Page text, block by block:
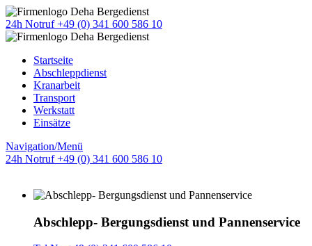
24h Notruf +49 (0) 341 600 586 10
Startseite
Abschleppdienst
Kranarbeit
Transport
Werkstatt
Einsätze
Navigation/Menü
24h Notruf +49 (0) 341 600 586 10
Abschlepp- Bergungsdienst und Pannenservice